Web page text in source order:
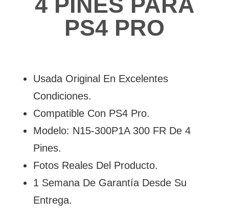
PS4 PRO
Usada Original En Excelentes
Condiciones.
Compatible Con PS4 Pro.
Modelo: N15-300P1A 300 FR De 4
Pines.
Fotos Reales Del Producto.
1 Semana De Garantía Desde Su
Entrega.